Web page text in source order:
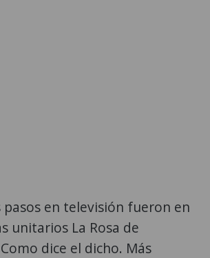
pasos en televisión fueron en
unitarios La Rosa de
dice el dicho. Más